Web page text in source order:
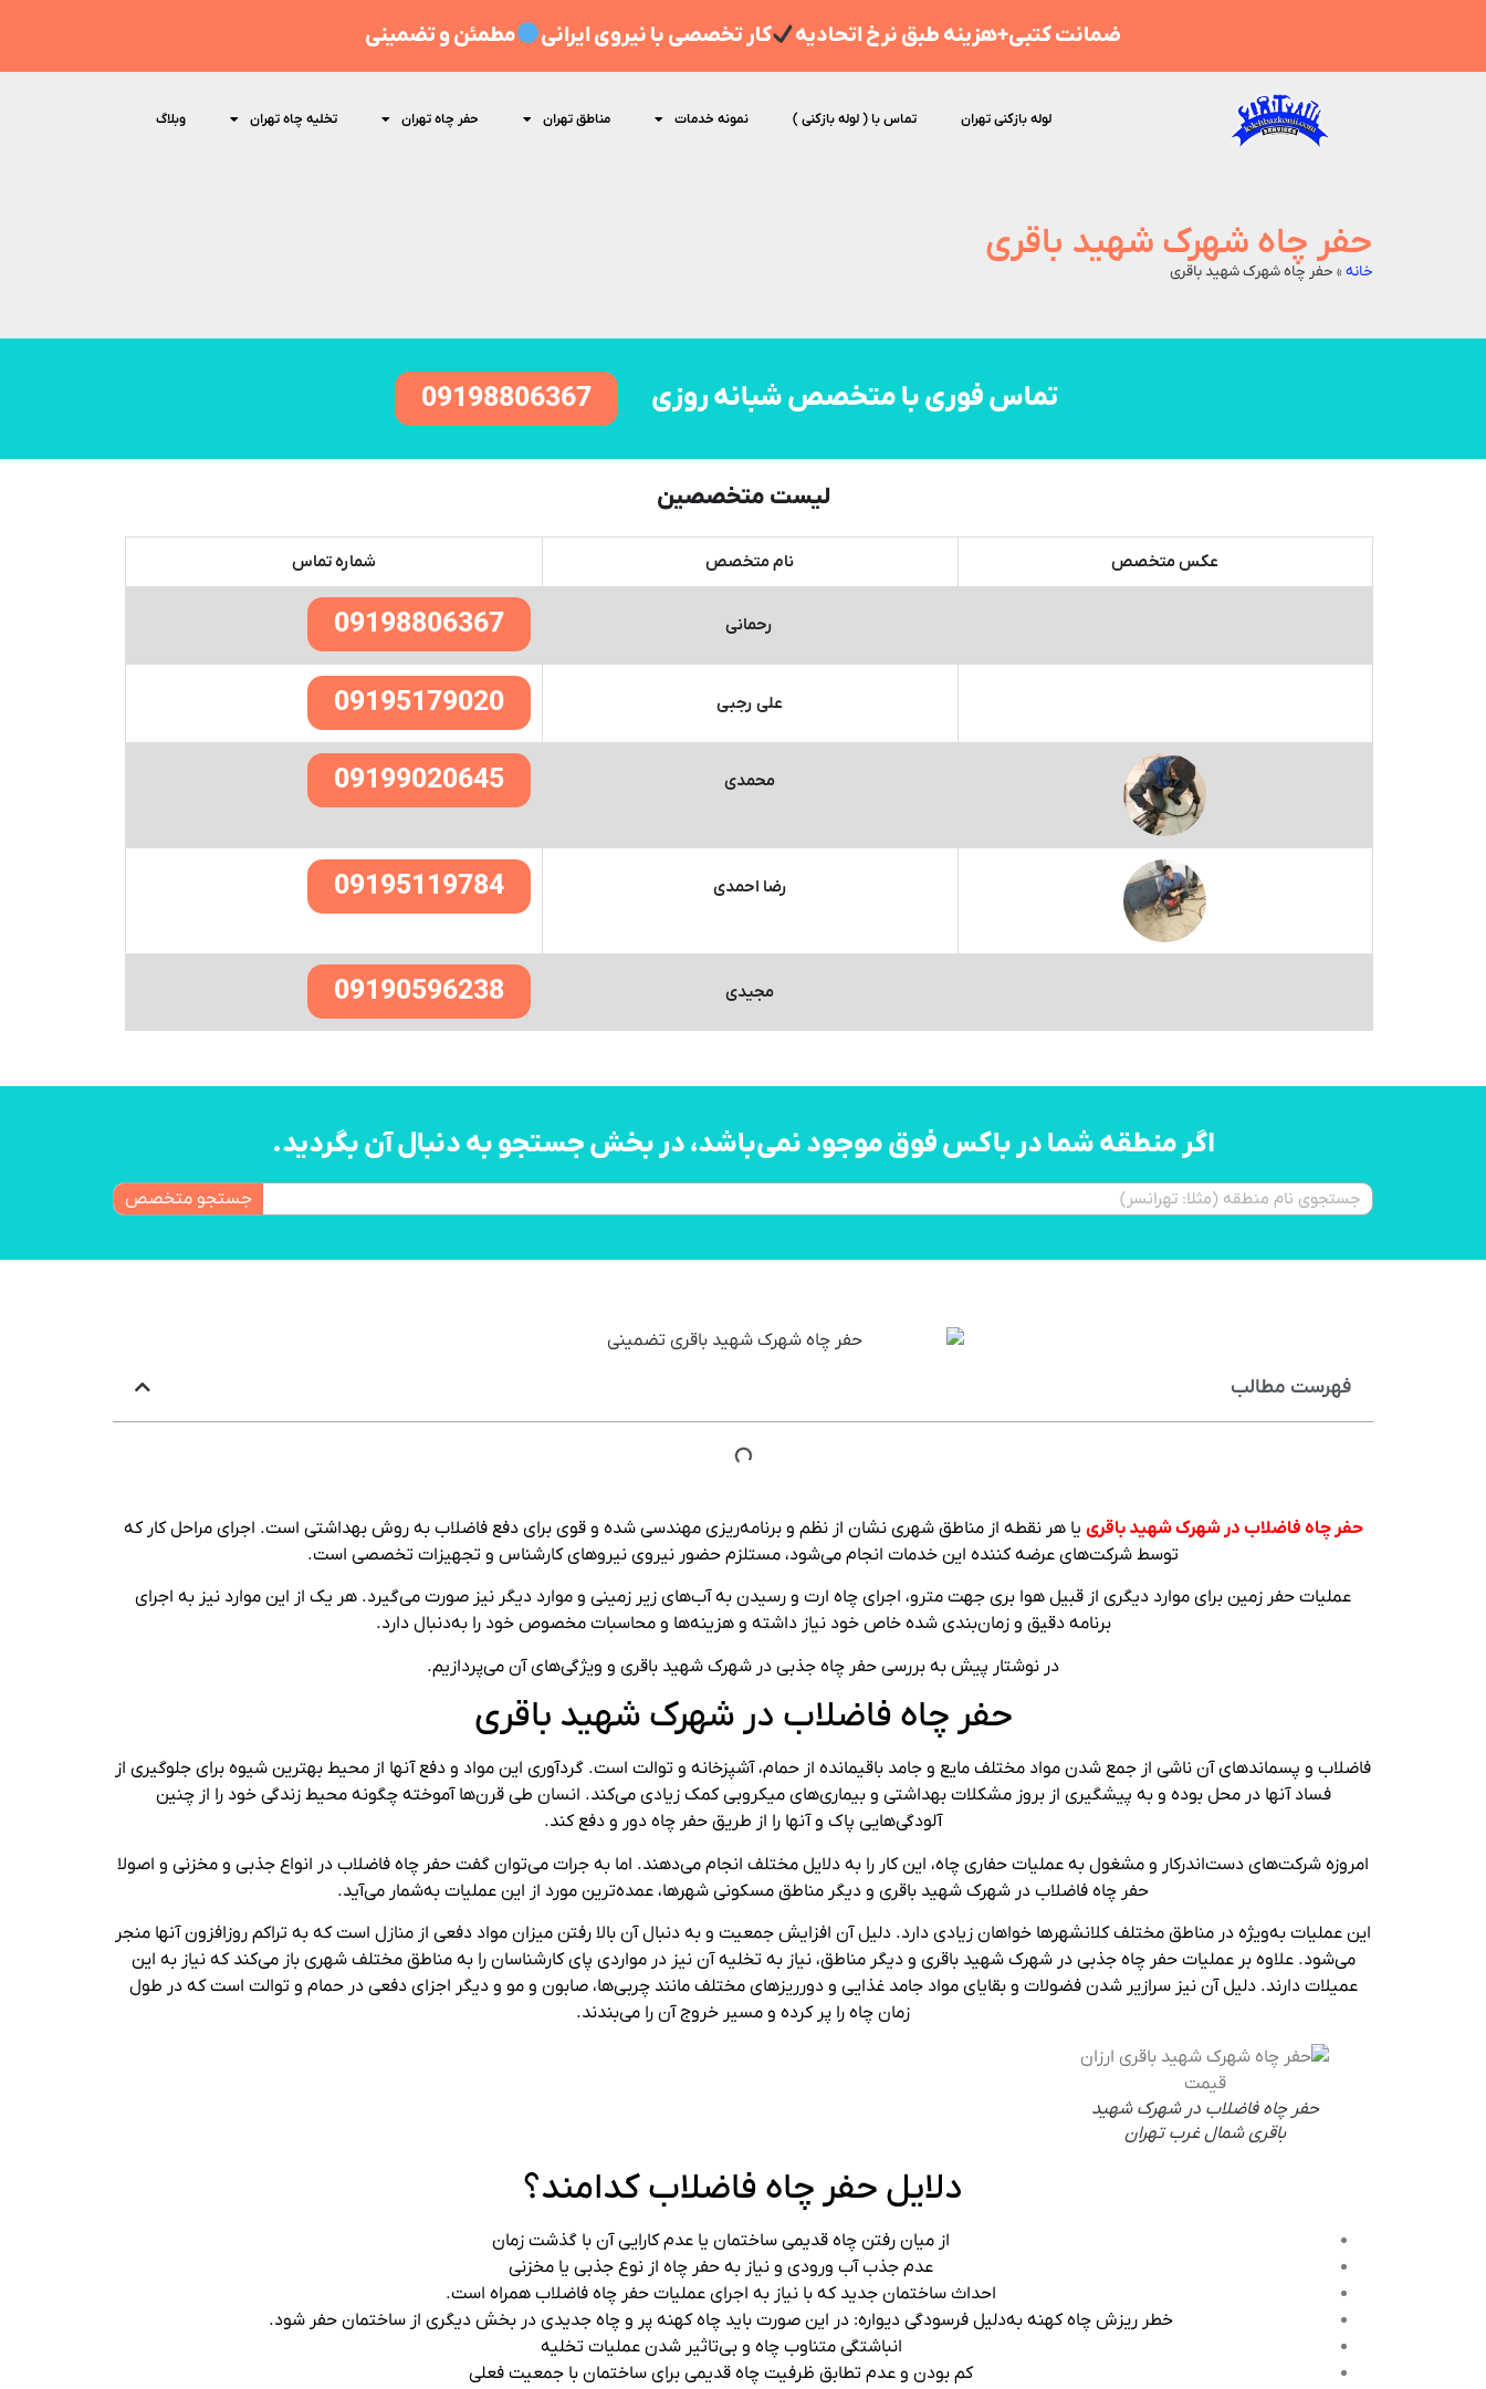
ضمانت کتبی+هزینه طبق نرخ اتحادیه کار تخصصی با نیروی ایرانی مطمئن و تضمینی
لوله بازکنی تهران تماس با ( لوله بازکنی ) نمونه خدمات مناطق تهران حفر چاه تهران تخلیه چاه تهران وبلاگ
حفر چاه شهرک شهید باقری
خانه » حفر چاه شهرک شهید باقری
تماس فوری با متخصص شبانه روزی 09198806367
لیست متخصصین
عکس متخصص نام متخصص شماره تماس
رحمانی 09198806367
علی رجبی 09195179020
محمدی 09199020645
رضا احمدی 09195119784
مجیدی 09190596238
اگر منطقه شما در باکس فوق موجود نمی‌باشد، در بخش جستجو به دنبال آن بگردید.
جستجو متخصص
فهرست مطالب
حفر چاه فاضلاب در شهرک شهید باقری یا هر نقطه از مناطق شهری نشان از نظم و برنامه‌ریزی مهندسی شده و قوی برای دفع فاضلاب به روش بهداشتی است. اجرای مراحل کار که
توسط شرکت‌های عرضه کننده این خدمات انجام می‌شود، مستلزم حضور نیروی نیروهای کارشناس و تجهیزات تخصصی است.
عملیات حفر زمین برای موارد دیگری از قبیل هوا بری جهت مترو، اجرای چاه ارت و رسیدن به آب‌های زیر زمینی و موارد دیگر نیز صورت می‌گیرد. هر یک از این موارد نیز به اجرای
برنامه دقیق و زمان‌بندی شده خاص خود نیاز داشته و هزینه‌ها و محاسبات مخصوص خود را به‌دنبال دارد.
در نوشتار پیش به بررسی حفر چاه جذبی در شهرک شهید باقری و ویژگی‌های آن می‌پردازیم.
حفر چاه فاضلاب در شهرک شهید باقری
فاضلاب و پسماندهای آن ناشی از جمع شدن مواد مختلف مایع و جامد باقیمانده از حمام، آشپزخانه و توالت است. گردآوری این مواد و دفع آنها از محیط بهترین شیوه برای جلوگیری از
فساد آنها در محل بوده و به پیشگیری از بروز مشکلات بهداشتی و بیماری‌های میکروبی کمک زیادی می‌کند. انسان طی قرن‌ها آموخته چگونه محیط زندگی خود را از چنین
آلودگی‌هایی پاک و آنها را از طریق حفر چاه دور و دفع کند.
امروزه شرکت‌های دست‌اندرکار و مشغول به عملیات حفاری چاه، این کار را به دلایل مختلف انجام می‌دهند. اما به جرات می‌توان گفت حفر چاه فاضلاب در انواع جذبی و مخزنی و اصولا
حفر چاه فاضلاب در شهرک شهید باقری و دیگر مناطق مسکونی شهرها، عمده‌ترین مورد از این عملیات به‌شمار می‌آید.
این عملیات به‌ویژه در مناطق مختلف کلانشهرها خواهان زیادی دارد. دلیل آن افزایش جمعیت و به دنبال آن بالا رفتن میزان مواد دفعی از منازل است که به تراکم روزافزون آنها منجر
می‌شود. علاوه بر عملیات حفر چاه جذبی در شهرک شهید باقری و دیگر مناطق، نیاز به تخلیه آن نیز در مواردی پای کارشناسان را به مناطق مختلف شهری باز می‌کند که نیاز به این
عمیلات دارند. دلیل آن نیز سرازیر شدن فضولات و بقایای مواد جامد غذایی و دورریزهای مختلف مانند چربی‌ها، صابون و مو و دیگر اجزای دفعی در حمام و توالت است که در طول
زمان چاه را پر کرده و مسیر خروج آن را می‌بندند.
حفر چاه فاضلاب در شهرک شهید
باقری شمال غرب تهران
دلایل حفر چاه فاضلاب کدامند؟
از میان رفتن چاه قدیمی ساختمان یا عدم کارایی آن با گذشت زمان
عدم جذب آب ورودی و نیاز به حفر چاه از نوع جذبی یا مخزنی
احداث ساختمان جدید که با نیاز به اجرای عملیات حفر چاه فاضلاب همراه است.
خطر ریزش چاه کهنه به‌دلیل فرسودگی دیواره‌: در این صورت باید چاه کهنه پر و چاه جدیدی در بخش دیگری از ساختمان حفر شود.
انباشتگی متناوب چاه و بی‌تاثیر شدن عملیات تخلیه
کم بودن و عدم تطابق ظرفیت چاه قدیمی برای ساختمان با جمعیت فعلی